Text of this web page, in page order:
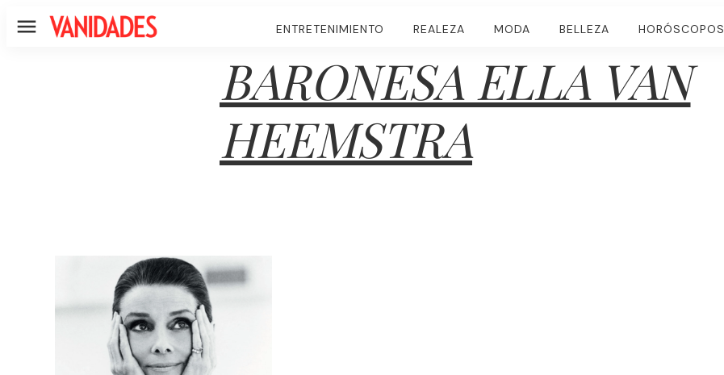
Menú ENTRETENIMIENTO REALEZA MODA BELLEZA HORÓSCOPOS
BARONESA ELLA VAN
HEEMSTRA